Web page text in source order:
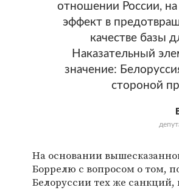
отношении России,
эффект в
качестве базы
Наказательный
значение:
стороной
На основании
Боррелю с вопросом о том,
Белоруссии тех же